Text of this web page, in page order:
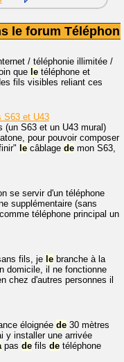
le forum
/ téléphonie illimitée /
que le téléphone et
fils visibles reliant ces
S63 et U43
(un S63 et un U43 mural)
pour pouvoir composer
le câblage de mon S63,
se servir d'un téléphone
supplémentaire (sans
téléphone principal un
fils, je le branche à la
domicile, il ne fonctionne
chez d'autres personnes il
éloignée de 30 mètres
y installer une arrivée
pas de fils de téléphone